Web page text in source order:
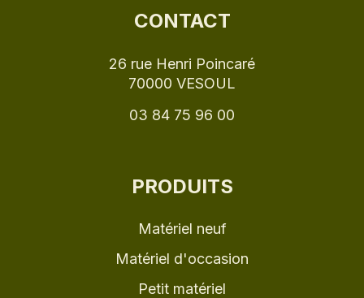
CONTACT
26 rue Henri Poincaré
70000 VESOUL
03 84 75 96 00
PRODUITS
Matériel neuf
Matériel d'occasion
Petit matériel